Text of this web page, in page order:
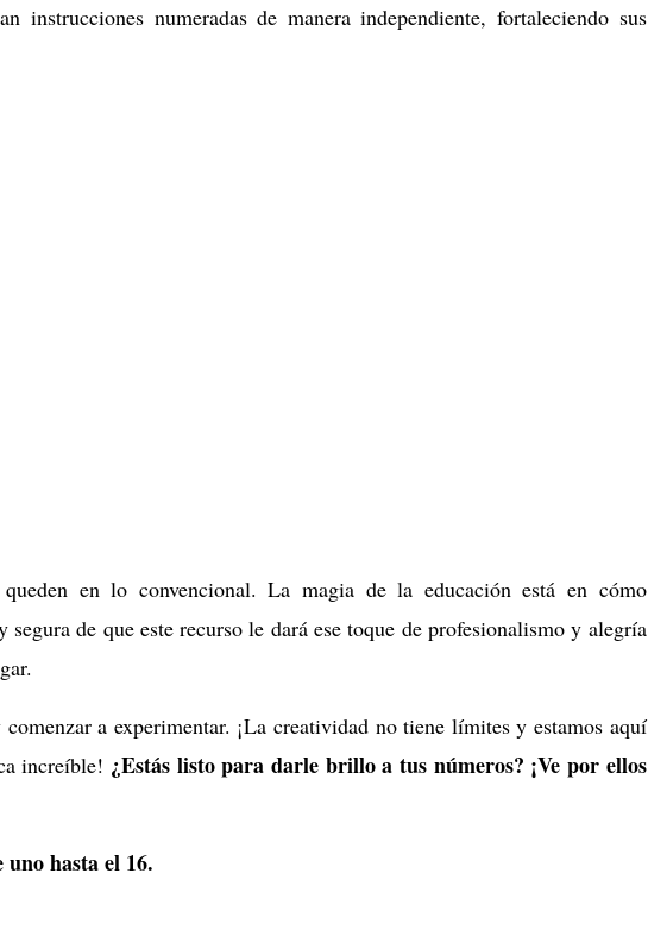
instrucciones numeradas de manera independiente, fortaleciendo sus
en lo convencional. La magia de la educación está en cómo
de que este recurso le dará ese toque de profesionalismo y alegría
a experimentar. ¡La creatividad no tiene límites y estamos aquí
increíble! ¿Estás listo para darle brillo a tus números? ¡Ve por ellos
uno hasta el 16.